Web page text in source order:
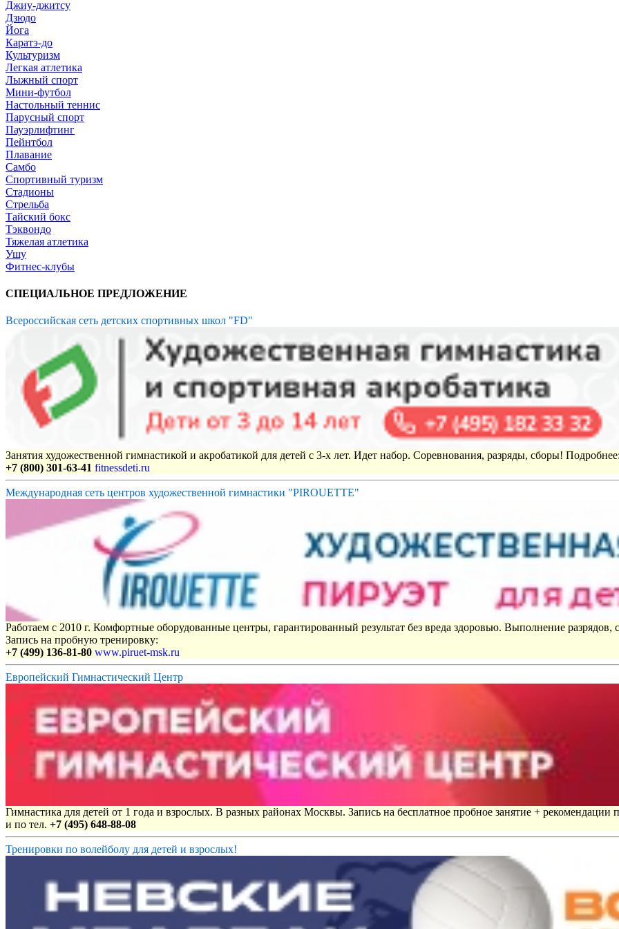
Джиу-джитсу
Дзюдо
Йога
Каратэ-до
Культуризм
Легкая атлетика
Лыжный спорт
Мини-футбол
Настольный теннис
Парусный спорт
Пауэрлифтинг
Пейнтбол
Плавание
Самбо
Спортивный туризм
Стадионы
Стрельба
Тайский бокс
Тэквондо
Тяжелая атлетика
Ушу
Фитнес-клубы
СПЕЦИАЛЬНОЕ ПРЕДЛОЖЕНИЕ
Всероссийская сеть детских спортивных школ "FD"
Занятия художественной гимнастикой и акробатикой для детей с 3-х лет. Идет набор. Соревнования, разряды, сборы!
+7 (800) 301-63-41 fitnessdeti.ru
Международная сеть центров художественной гимнастики "PIROUETTE"
Работаем с 2010 г. Комфортные оборудованные центры, гарантированный результат без вреда здоровью. Выполнение
Запись на пробную тренировку:
+7 (499) 136-81-80 www.piruet-msk.ru
Европейский Гимнастический Центр
Гимнастика для детей от 1 года и взрослых. В разных районах Москвы. Запись на бесплатное пробное занятие + рекомендации
и по тел. +7 (495) 648-88-08
Тренировки по волейболу для детей и взрослых!